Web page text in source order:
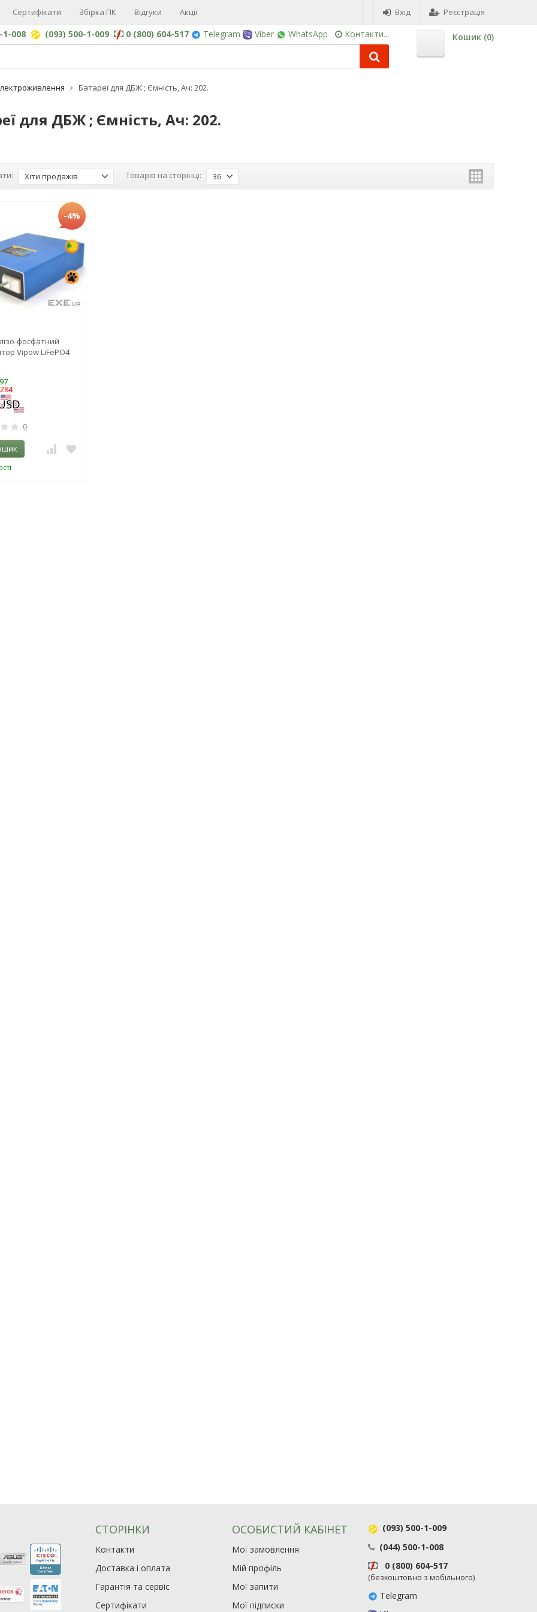
Сертифікати Збірка ПК Відгуки Акції Вхід Реєстрація
1-008 (093) 500-1-009 0 (800) 604-517 Telegram Viber WhatsApp Контакти... Кошик (0)
Батареї для ДБЖ ; Ємність, Ач: 202.
для ДБЖ ; Ємність, Ач: 202.
Хіти продажів Товарів на сторінці: 36
-4%
фосфатний
Vipow LiFePO4
0
СТОРІНКИ
Контакти
Доставка і оплата
Гарантія та сервіс
Сертифікати
ОСОБИСТИЙ КАБІНЕТ
Мої замовлення
Мій профіль
Мої запити
Мої підписки
(093) 500-1-009
(044) 500-1-008
0 (800) 604-517
(безкоштовно з мобільного)
Telegram